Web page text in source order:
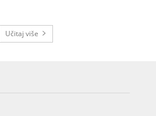
Učitaj više